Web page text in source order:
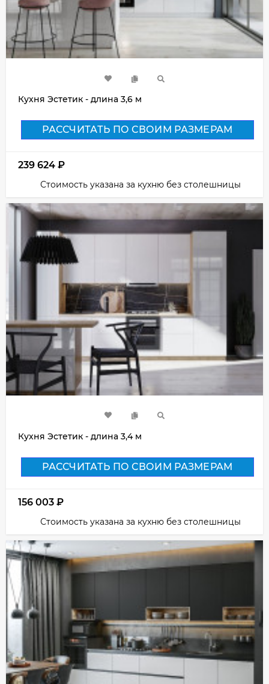
Кухня Эстетик - длина 3,6 м
РАССЧИТАТЬ ПО СВОИМ РАЗМЕРАМ
239 624 ₽
Стоимость указана за кухню без столешницы
Кухня Эстетик - длина 3,4 м
РАССЧИТАТЬ ПО СВОИМ РАЗМЕРАМ
156 003 ₽
Стоимость указана за кухню без столешницы